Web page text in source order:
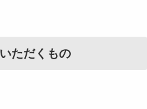
ただくもの